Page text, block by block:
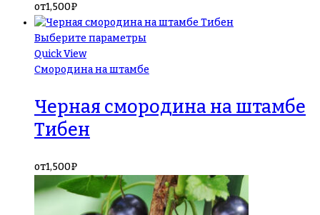
от1,500₽
Выберите параметры
Quick View
Смородина на штамбе
Черная смородина на штамбе
Тибен
от1,500₽